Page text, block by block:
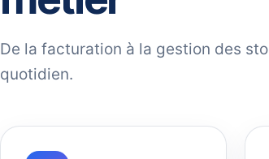
De la facturation à la gestion des
quotidien.